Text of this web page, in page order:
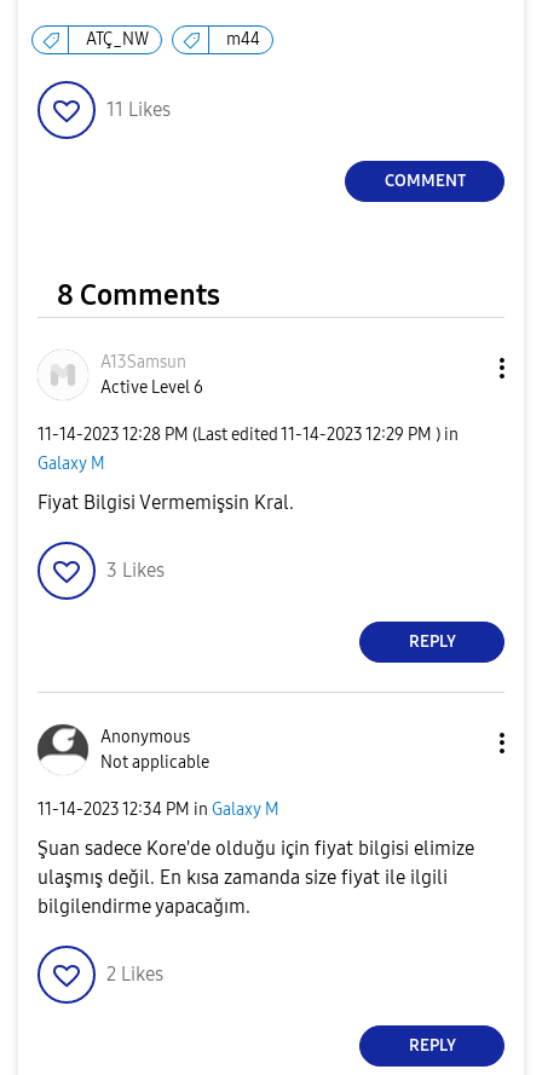
ATÇ_NW m44
11 Likes
COMMENT
8 Comments
A13Samsun
Active Level 6
‎11-14-202312:28 PM (Last edited ‎11-14-202312:29 PM ) in
Galaxy M
Fiyat Bilgisi Vermemişsin Kral.
3 Likes
REPLY
Anonymous
Not applicable
‎11-14-202312:34 PM in Galaxy M
Şuan sadece Kore'de olduğu için fiyat bilgisi elimize
ulaşmış değil. En kısa zamanda size fiyat ile ilgili
bilgilendirme yapacağım.
2 Likes
REPLY